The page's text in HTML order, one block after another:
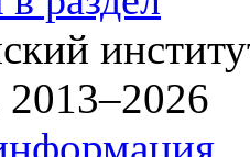
2013–2026